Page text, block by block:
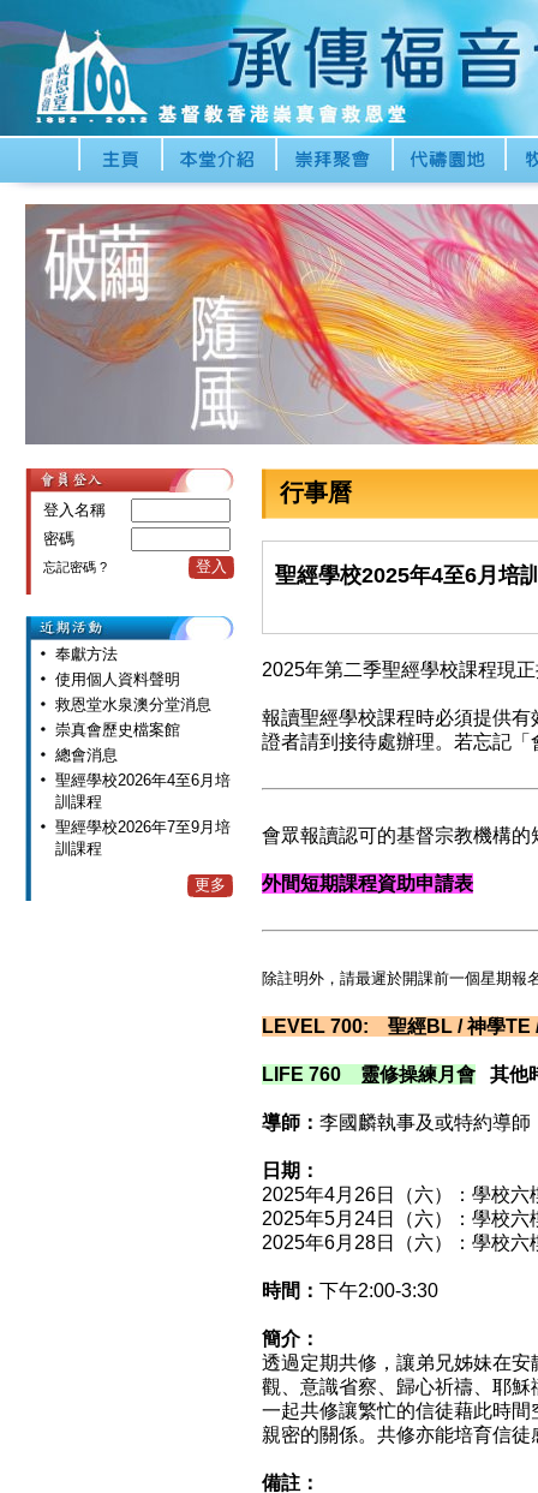
登入名稱
密碼
忘記密碼 ? 登入
奉獻方法
使用個人資料聲明
救恩堂水泉澳分堂消息
崇真會歷史檔案館
總會消息
聖經學校2026年4至6月培
訓課程
聖經學校2026年7至9月培
訓課程
更多
行事曆
聖經學校2025年4至6月培
2025年第二季聖經學校課程現
報讀聖經學校課程時必須提供
證者請到接待處辦理。若忘記
會眾報讀認可的基督宗教機構
外間短期課程資助申請表
除註明外，請最遲於開課前一個星期報
LEVEL 700: 聖經BL / 神學TE
LIFE 760 靈修操練月會 其他
導師： 李國麟執事及或特約導師
日期：
2025年4月26日（六）：學校六
2025年5月24日（六）：學校六
2025年6月28日（六）：學校六
時間： 下午2:00-3:30
簡介：
透過定期共修，讓弟兄姊妹在
觀、意識省察、歸心祈禱、耶穌
一起共修讓繁忙的信徒藉此時
親密的關係。共修亦能培育信
備註：